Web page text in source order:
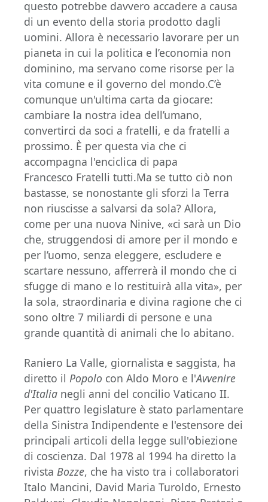
questo potrebbe davvero accadere a causa
di un evento della storia prodotto dagli
uomini. Allora è necessario lavorare per un
pianeta in cui la politica e l’economia non
dominino, ma servano come risorse per la
vita comune e il governo del mondo.C’è
comunque un'ultima carta da giocare:
cambiare la nostra idea dell’umano,
convertirci da soci a fratelli, e da fratelli a
prossimo. È per questa via che ci
accompagna l'enciclica di papa
Francesco Fratelli tutti.Ma se tutto ciò non
bastasse, se nonostante gli sforzi la Terra
non riuscisse a salvarsi da sola? Allora,
come per una nuova Ninive, «ci sarà un Dio
che, struggendosi di amore per il mondo e
per l’uomo, senza eleggere, escludere e
scartare nessuno, afferrerà il mondo che ci
sfugge di mano e lo restituirà alla vita», per
la sola, straordinaria e divina ragione che ci
sono oltre 7 miliardi di persone e una
grande quantità di animali che lo abitano.
Raniero La Valle, giornalista e saggista, ha
diretto il Popolo con Aldo Moro e l'Avvenire
d'Italia negli anni del concilio Vaticano II.
Per quattro legislature è stato parlamentare
della Sinistra Indipendente e l'estensore dei
principali articoli della legge sull'obiezione
di coscienza. Dal 1978 al 1994 ha diretto la
rivista Bozze, che ha visto tra i collaboratori
Italo Mancini, David Maria Turoldo, Ernesto